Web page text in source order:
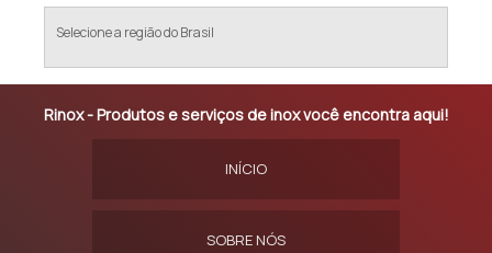
Selecione a região do Brasil
Rinox - Produtos e serviços de inox você encontra aqui!
INÍCIO
SOBRE NÓS